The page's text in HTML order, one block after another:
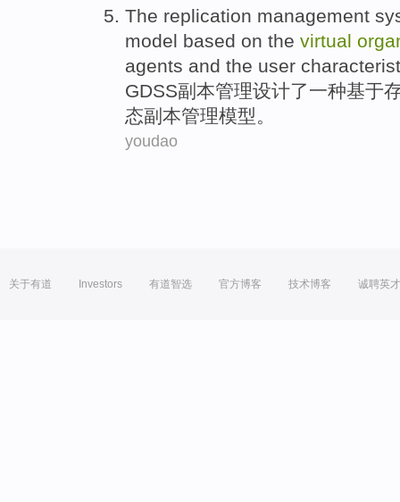
The replication management
model based on the virtual
agents and the user
GDSS副本管理设计了一种基于
态副本管理模型。
youdao
关于有道 Investors 有道智选 官方博客 技术博客 诚聘英才